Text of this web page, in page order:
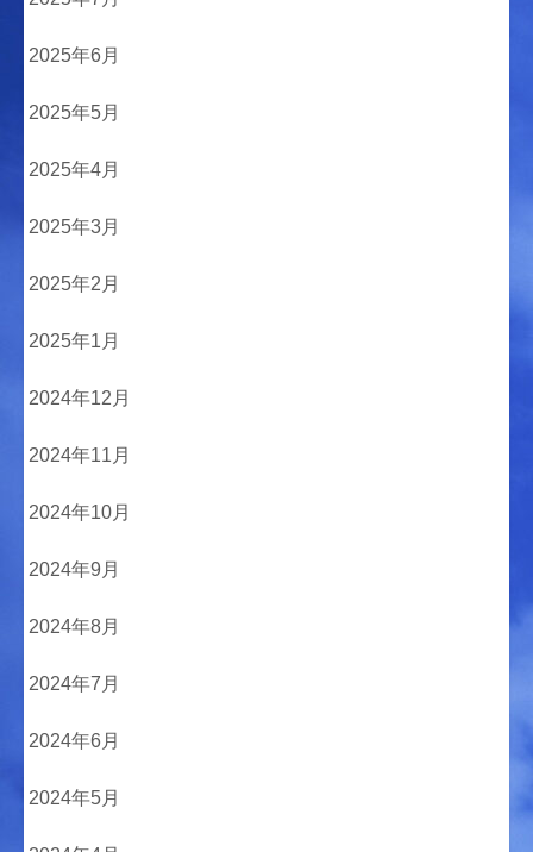
2025年6月
2025年5月
2025年4月
2025年3月
2025年2月
2025年1月
2024年12月
2024年11月
2024年10月
2024年9月
2024年8月
2024年7月
2024年6月
2024年5月